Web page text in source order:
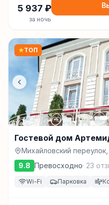
5 937 ₽
за ночь
★ТОП
Гостевой дом
Михайловский
9.8 Превосходно· 23
Wi-Fi Парковка